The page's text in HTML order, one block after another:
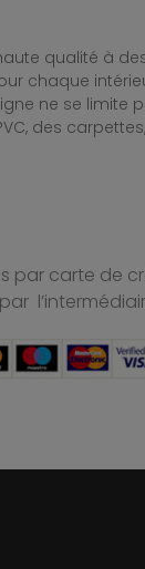
qualité à
chaque
ne se limite
des
par carte de